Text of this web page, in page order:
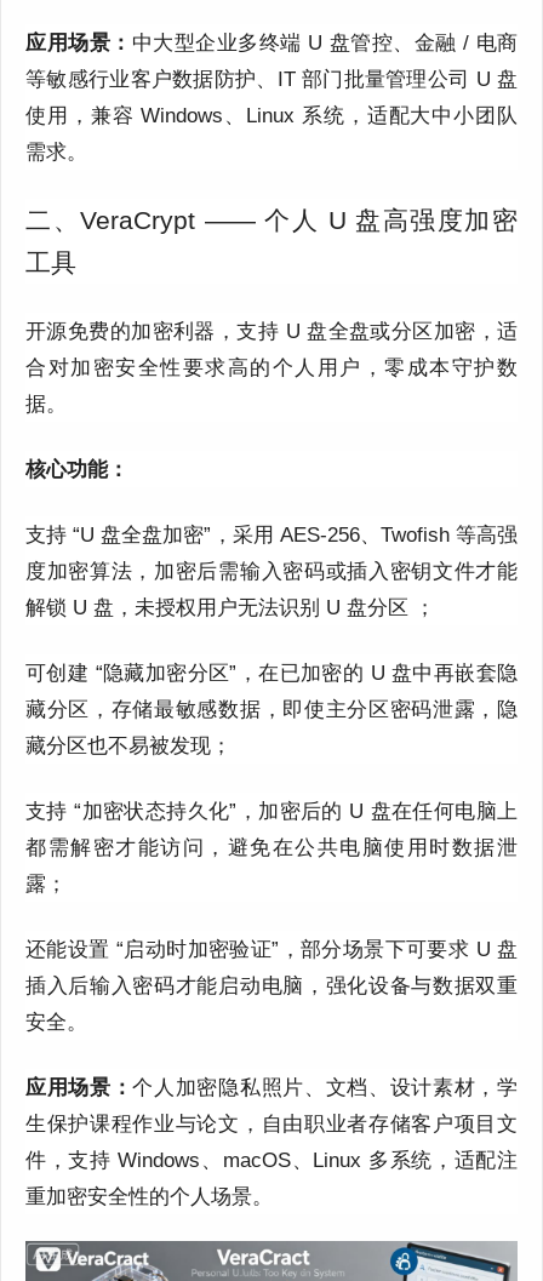
应用场景： 中大型企业多终端 U 盘管控、金融 / 电商
等敏感行业客户数据防护、IT 部门批量管理公司 U 盘
使用，兼容 Windows、Linux 系统，适配大中小团队
需求。
二、VeraCrypt —— 个人 U 盘高强度加密
工具
开源免费的加密利器，支持 U 盘全盘或分区加密，适
合对加密安全性要求高的个人用户，零成本守护数
据。
核心功能：
支持 “U 盘全盘加密”，采用 AES-256、Twofish 等高强
度加密算法，加密后需输入密码或插入密钥文件才能
解锁 U 盘，未授权用户无法识别 U 盘分区 ；
可创建 “隐藏加密分区”，在已加密的 U 盘中再嵌套隐
藏分区，存储最敏感数据，即使主分区密码泄露，隐
藏分区也不易被发现；
支持 “加密状态持久化”，加密后的 U 盘在任何电脑上
都需解密才能访问，避免在公共电脑使用时数据泄
露；
还能设置 “启动时加密验证”，部分场景下可要求 U 盘
插入后输入密码才能启动电脑，强化设备与数据双重
安全。
应用场景：个人加密隐私照片、文档、设计素材，学
生保护课程作业与论文，自由职业者存储客户项目文
件，支持 Windows、macOS、Linux 多系统，适配注
重加密安全性的个人场景。